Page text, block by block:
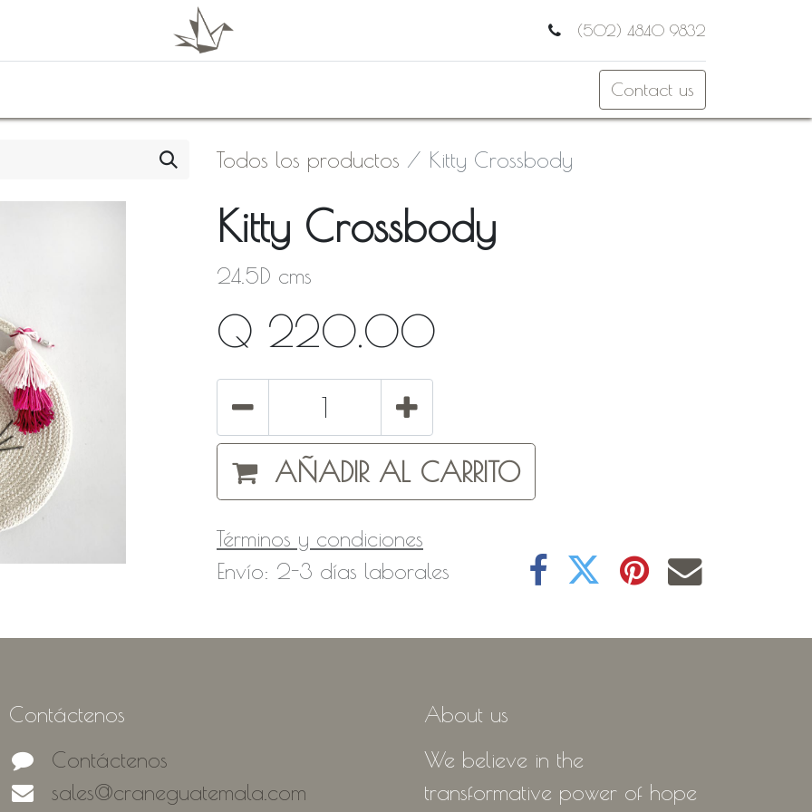
(502) 4840 9832
Contact us
Todos los productos Kitty Crossbody
Kitty Crossbody
24.5D cms
Q 220.00
AÑADIR AL CARRITO
Términos y condiciones
Envío: 2-3 días laborales
Contáctenos
Contáctenos
sales@craneguatemala.com
About us
We believe in the
transformative power of hope